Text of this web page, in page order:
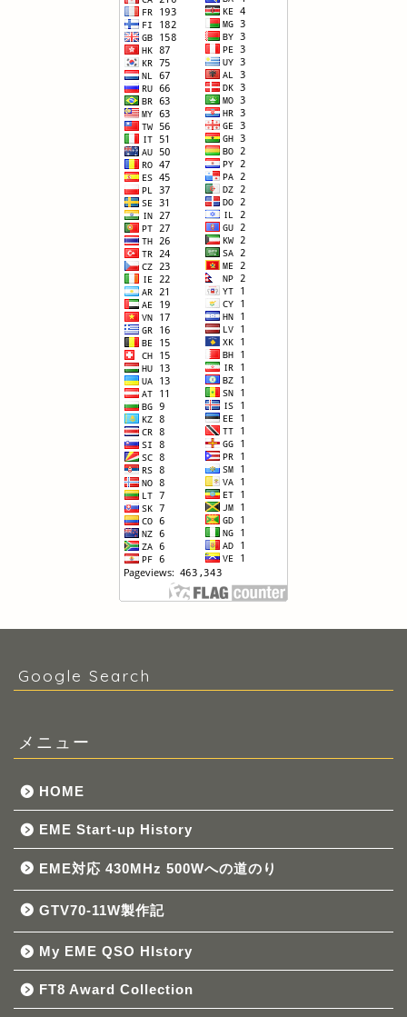
Google Search
メニュー
HOME
EME Start-up History
EME対応 430MHz 500Wへの道のり
GTV70-11W製作記
My EME QSO HIstory
FT8 Award Collection